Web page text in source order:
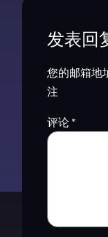
发表回
您的邮箱地
注
评论 *